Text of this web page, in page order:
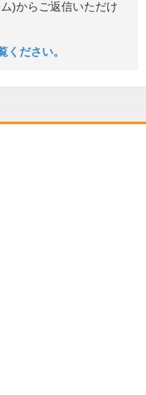
)からご返信いただけ
ださい。